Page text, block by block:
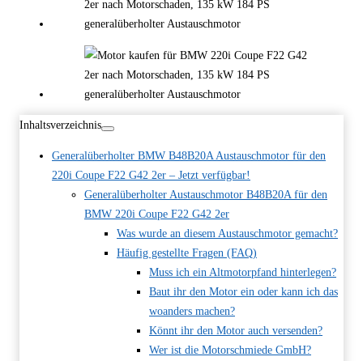
Inhaltsverzeichnis
Generalüberholter BMW B48B20A Austauschmotor für den
220i Coupe F22 G42 2er – Jetzt verfügbar!
Generalüberholter Austauschmotor B48B20A für den
BMW 220i Coupe F22 G42 2er
Was wurde an diesem Austauschmotor gemacht?
Häufig gestellte Fragen (FAQ)
Muss ich ein Altmotorpfand hinterlegen?
Baut ihr den Motor ein oder kann ich das
woanders machen?
Könnt ihr den Motor auch versenden?
Wer ist die Motorschmiede GmbH?